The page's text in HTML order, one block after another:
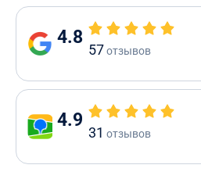
4.8
57отзывов
4.9
31 отзывов